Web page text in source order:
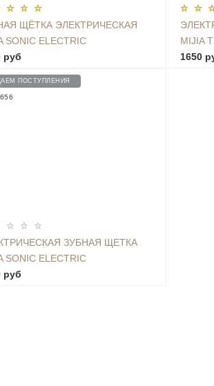
ЩЁТКА ЭЛЕКТРИЧЕСКАЯ
SONIC ELECTRIC
T500
руб
MIJIA
1650
ПОСТУПЛЕНИЯ
ЗУБНАЯ ЩЕТКА
SONIC ELECTRIC
T500 - MES601 PINK
руб